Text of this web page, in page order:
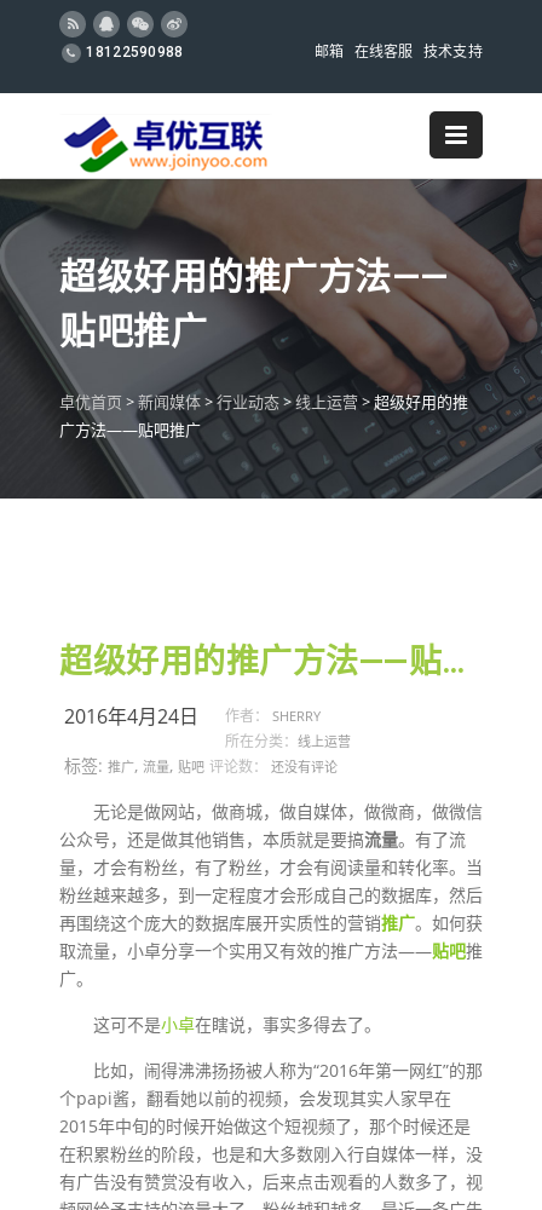
18122590988 邮箱 在线客服 技术支持
超级好用的推广方法——
贴吧推广
卓优首页 >新闻媒体>行业动态>线上运营>超级好用的推
广方法——贴吧推广
超级好用的推广方法——贴吧推广
2016年4月24日 作者： SHERRY
所在分类： 线上运营
标签: 推广, 流量, 贴吧 评论数： 还没有评论
无论是做网站，做商城，做自媒体，做微商，做微信
公众号，还是做其他销售，本质就是要搞流量。有了流
量，才会有粉丝，有了粉丝，才会有阅读量和转化率。当
粉丝越来越多，到一定程度才会形成自己的数据库，然后
再围绕这个庞大的数据库展开实质性的营销推广。如何获
取流量，小卓分享一个实用又有效的推广方法——贴吧推
广。
这可不是小卓在瞎说，事实多得去了。
比如，闹得沸沸扬扬被人称为“2016年第一网红”的那
个papi酱，翻看她以前的视频，会发现其实人家早在
2015年中旬的时候开始做这个短视频了，那个时候还是
在积累粉丝的阶段，也是和大多数刚入行自媒体一样，没
有广告没有赞赏没有收入，后来点击观看的人数多了，视